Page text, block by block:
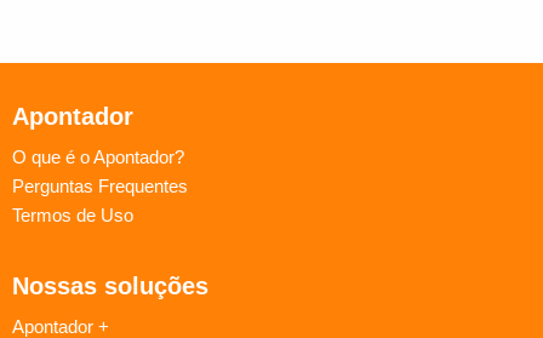
Apontador
O que é o Apontador?
Perguntas Frequentes
Termos de Uso
Nossas soluções
Apontador +